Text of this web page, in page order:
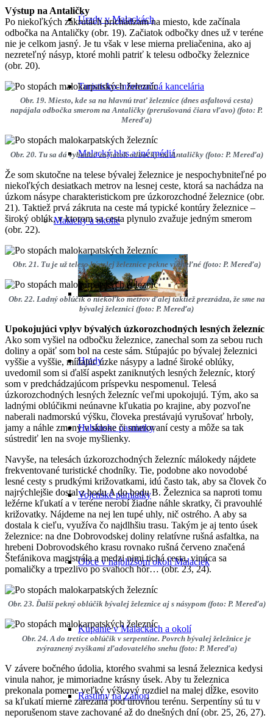
Úrady v Malackách
Turisticko-informačná kancelária
Malacký hlas a iné médiá
Malacky a okolie
Hrady
Habánske pamiatky
Vojenské pamiatky
Obce v najbližšom okolí Malaciek
Kúpanie v Malackách a okolí
Rastliny na Záhorí
Výstup na Antaličky
Po niekoľkých zákrutách prichádzam na miesto, kde začínala
odbočka na Antaličky (obr. 19). Začiatok odbočky dnes už v teréne
nie je celkom jasný. Je tu však v lese mierna preliačenina, ako aj
nezreteľný násyp, ktoré mohli patriť k telesu odbočky železnice
(obr. 20).
Obr. 19. Miesto, kde sa na hlavnú trať železnice (dnes asfaltová cesta)
napájala odbočka smerom na Antaličky (prerušovaná čiara vľavo) (foto: P.
Mereďa)
Obr. 20. Tu sa dá vybadať začiatok odbočky na Antaličky (foto: P. Mereďa)
Že som skutočne na telese bývalej železnice je nespochybniteľné po
niekoľkých desiatkach metrov na lesnej ceste, ktorá sa nachádza na
úzkom násype charakteristickom pre úzkorozchodné železnice (obr.
21). Taktiež prvá zákruta na ceste má typické kontúry železnice –
široký oblúk, v ktorom sa cesta plynulo zvažuje jedným smerom
(obr. 22).
Obr. 21. Tu je už teleso bývalej železnice pekne viditeľné (foto: P. Mereďa)
Obr. 22. Ladný oblúčik o niekoľko metrov ďalej taktiež prezrádza, že sme na
bývalej železnici (foto: P. Mereďa)
Upokojujúci vplyv bývalých úzkorozchodných lesných železníc
Ako som vyšiel na odbočku železnice, zanechal som za sebou ruch
doliny a opäť som bol na ceste sám. Stúpajúc po bývalej železnici
vyššie a vyššie, míňajúc úzke násypy a ladné široké oblúky,
uvedomil som si ďalší aspekt zaniknutých lesných železníc, ktorý
som v predchádzajúcom príspevku nespomenul. Telesá
úzkorozchodných lesných železníc veľmi upokojujú. Tým, ako sa
ladnými oblúčikmi neúnavne kľukatia po krajine, aby pozvoľne
naberali nadmorskú výšku, človeka prestávajú vyrušovať hrboly,
jamy a náhle zmeny v sklone či smerovaní cesty a môže sa tak
sústrediť len na svoje myšlienky.
Navyše, na telesách úzkorozchodných železníc málokedy nájdete
frekventované turistické chodníky. Tie, podobne ako novodobé
lesné cesty s prudkými križovatkami, idú často tak, aby sa človek čo
najrýchlejšie dostal z bodu A do bodu B. Železnica sa naproti tomu
ležérne kľukatí a v teréne nerobí žiadne náhle skratky, či pravouhlé
križovatky. Nájdeme na nej len tupé uhly, nič ostrého. A aby sa
dostala k cieľu, využíva čo najdlhšiu trasu. Takým je aj tento úsek
železnice: na dne Dobrovodskej doliny relatívne rušná asfaltka, na
hrebeni Dobrovodského krasu rovnako rušná červeno značená
Štefánikova magistrála a medzi nimi tichá cesta, vinúca sa
pomaličky a trpezlivo po svahoch hôr… (obr. 23, 24).
Obr. 23. Ďalší pekný oblúčik bývalej železnice aj s násypom (foto: P. Mereďa)
Obr. 24. A do tretice oblúčik v serpentíne. Povrch bývalej želežnice je
zvýraznený zvyškami zľadovatelého snehu (foto: P. Mereďa)
V závere bočného údolia, ktorého svahmi sa lesná železnica kedysi
vinula nahor, je mimoriadne krásny úsek. Aby tu železnica
prekonala pomerne veľký výškový rozdiel na malej dĺžke, esovito
sa kľukatí mierne zarezaná pod úrovňou terénu. Serpentíny sú tu v
neporušenom stave zachované až do dnešných dní (obr. 25, 26, 27).